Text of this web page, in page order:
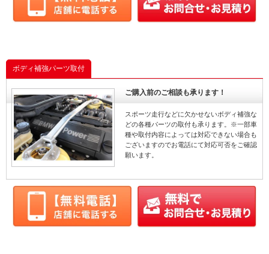
ボディ補強パーツ取付
ご購入前のご相談も承ります！
スポーツ走行などに欠かせないボディ補強な
どの各種パーツの取付も承ります。※一部車
種や取付内容によっては対応できない場合も
ございますのでお電話にて対応可否をご確認
願います。